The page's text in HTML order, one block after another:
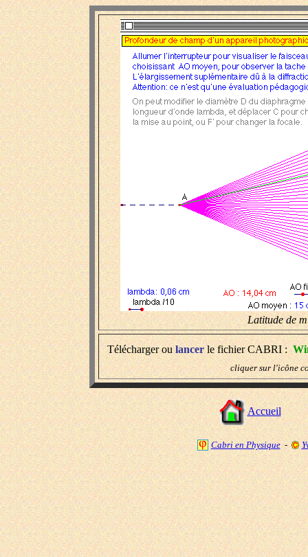
Latitude de
Télécharger oulancerle fichier CABRI :
cliquer sur l'icône
Accueil
Cabri en Physique-